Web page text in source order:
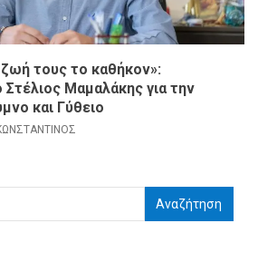
τους το καθήκον»:
Μαμαλάκης για την
και Γύθειο